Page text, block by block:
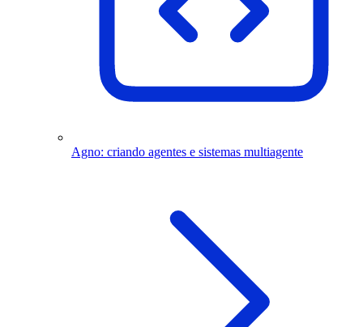
Agno: criando agentes e sistemas multiagente